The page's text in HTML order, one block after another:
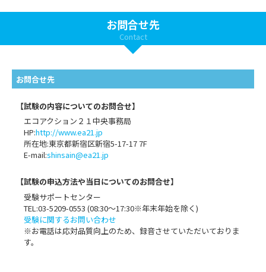
お問合せ先
Contact
お問合せ先
【試験の内容についてのお問合せ】
エコアクション２１中央事務局
HP:http://www.ea21.jp
所在地:東京都新宿区新宿5-17-17 7F
E-mail:shinsain@ea21.jp
【試験の申込方法や当日についてのお問合せ】
受験サポートセンター
TEL:03-5209-0553 (08:30〜17:30※年末年始を除く)
受験に関するお問い合わせ
※お電話は応対品質向上のため、録音させていただいておりま
す。